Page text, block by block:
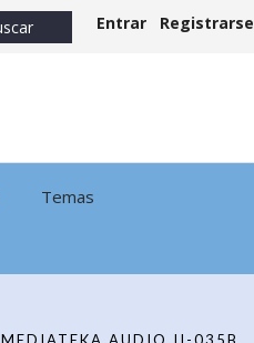
Entrar Registrarse
Temas